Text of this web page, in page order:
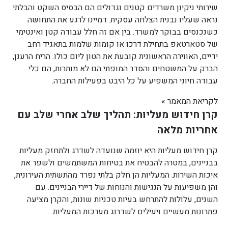
שירותי ניקיון משרדים קטנים וגדולים הם הבסיס השקט והבלתי
נראה שעליו נבנית הצלחה עסקית. דמיינו לרגע את התחושה
כשנכנסים בבוקר למשרד. בין אם זה חלל עבודה קטן ואינטימי
של סטארטאפ בתחילת דרכו או קומות שלמות בתאגיד רחב
ידיים, האווירה הראשונית קובעת את הטון ליום כולו. הריח הרענן,
הברק על המשטחים והסדר המופתי הם לא מותרות, הם כלי
עבודה חיוני המשפיע על כל היבט בפעילות החברה.
לקריאת המאמר »
קרן חידוש מעליות: תהליך שלב אחרי שלב עם
אחריות מלאה
קרן חידוש מעליות היא יוזמה שנועדה לשדרג ולתחזק מעליות
בבניינים, במטרה להבטיח את בטיחות המשתמשים ולשפר את
איכות השירות. המעליות הן חלק בלתי נפרד מהתשתית העירונית,
והן משפיעות על הנגישות והנוחות של דיירי הבניינים. עם
השנים, עלולות להתרחש בעיות טכניות שונות, והקרן מציעה
פתרונות מעשיים ויעילים לשדרוג מערכות המעליות.